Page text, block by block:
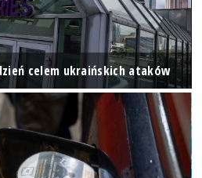
celem ukraińskich ataków